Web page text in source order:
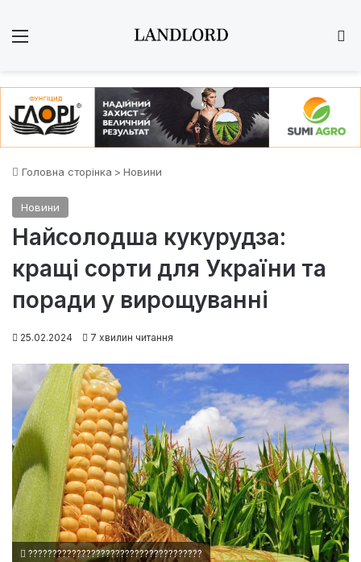
Головна сторінка > Новини
Новини
Найсолодша кукурудза:
кращі сорти для України та
поради у вирощуванні
25.02.2024 7 хвилин читання
????????????????????????????????????